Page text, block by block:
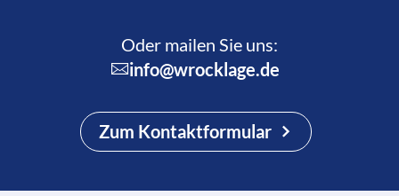
Oder mailen Sie uns:
info@wrocklage.de
Zum Kontaktformular